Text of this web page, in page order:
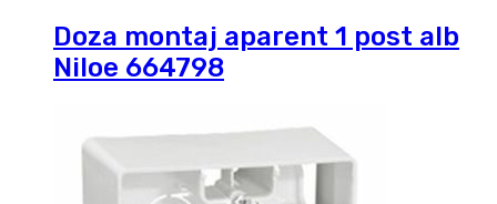
Doza montaj aparent 1 post alb
Niloe 664798